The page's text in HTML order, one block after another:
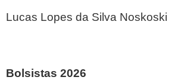
Lucas Lopes da Silva Noskoski
Bolsistas 2026